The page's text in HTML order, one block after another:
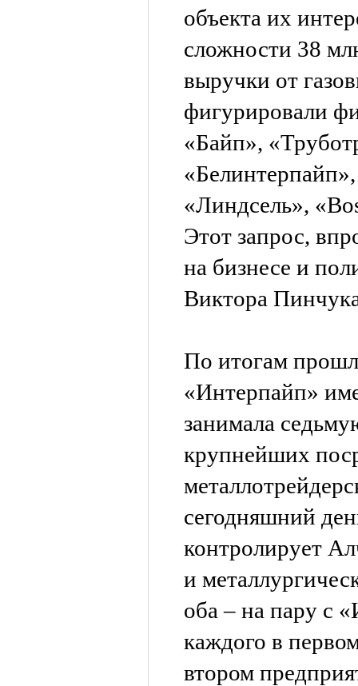
объекта их
сложности 38
выручки от
фигурировали
«Байп»,
«Линдсель»,
Этот запрос,
на бизнесе и
Виктора
По итогам
«Интерпайп»
занимала
крупнейших
сегодняшний
контролирует
и
оба – на пару с
каждого в
втором